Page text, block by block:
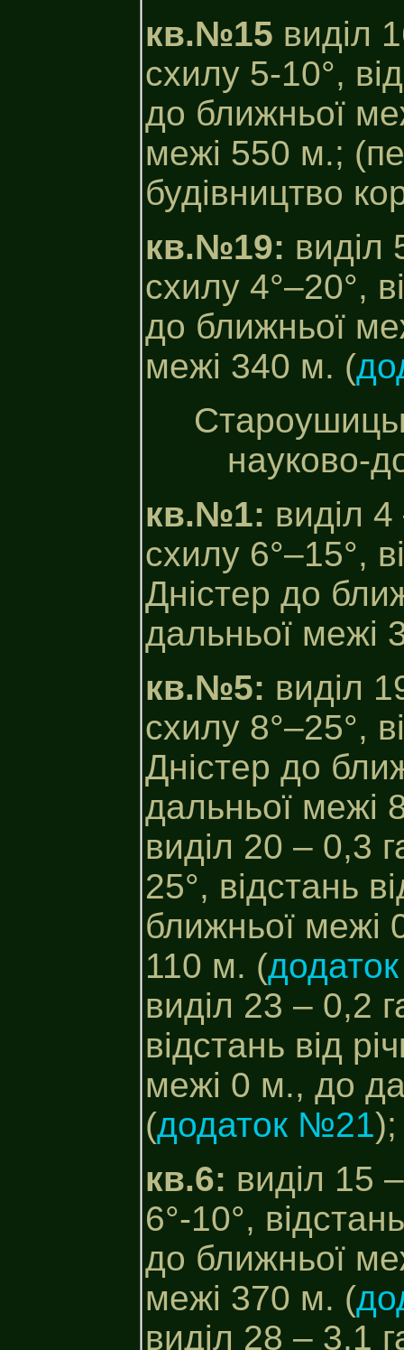
кв.№15 виділ
схилу 5-10°,
до ближньої
межі 550 м.;
будівництво
кв.№19: виділ
схилу 4°–20°,
до ближньої
межі 340 м. (
науково-
кв.№1: виділ
схилу 6°–15°,
Дністер до
дальньої межі
кв.№5: виділ
схилу 8°–25°,
Дністер до
дальньої межі
виділ 20 – 0,3
25°, відстань
ближньої межі
110 м. (
виділ 23 – 0,2
відстань від
межі 0 м., до
(додаток №21);
кв.6: виділ 15
6°-10°,
до ближньої
межі 370 м. (
виділ 28 – 3,1